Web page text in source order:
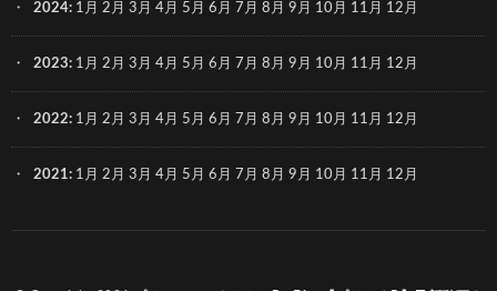
2024: 1月 2月 3月 4月 5月 6月 7月 8月 9月 10月 11月 12月
2023: 1月 2月 3月 4月 5月 6月 7月 8月 9月 10月 11月 12月
2022: 1月 2月 3月 4月 5月 6月 7月 8月 9月 10月 11月 12月
2021: 1月 2月 3月 4月 5月 6月 7月 8月 9月 10月 11月 12月